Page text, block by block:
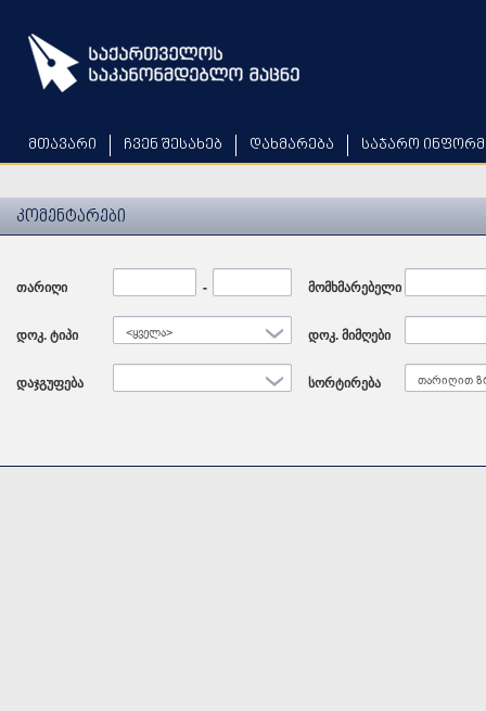
main
content
მთავარი ჩვენ შესახებ დახმარება საჯარო
კომენტარები
თარიღი - მომხმარებელი
დოკ. ტიპი <ყველა> დოკ. მიმღები
დაჯგუფება სორტირება თარიღით